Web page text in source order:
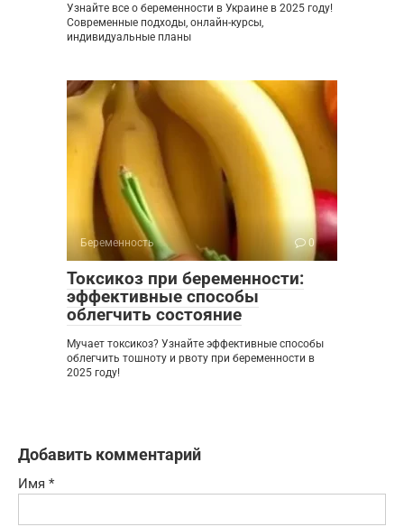
Узнайте все о беременности в Украине в 2025 году!
Современные подходы, онлайн-курсы,
индивидуальные планы
Беременность 0
Токсикоз при беременности:
эффективные способы
облегчить состояние
Мучает токсикоз? Узнайте эффективные способы
облегчить тошноту и рвоту при беременности в
2025 году!
Добавить комментарий
Имя *